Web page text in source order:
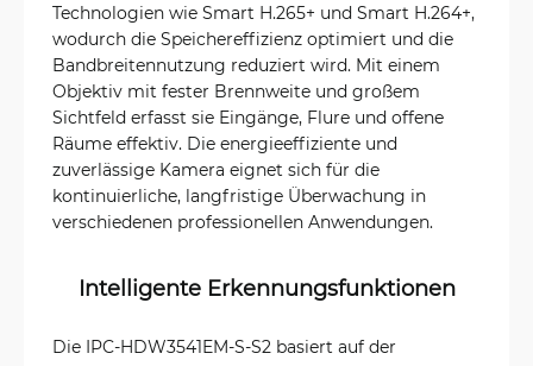
Technologien wie Smart H.265+ und Smart H.264+,
wodurch die Speichereffizienz optimiert und die
Bandbreitennutzung reduziert wird. Mit einem
Objektiv mit fester Brennweite und großem
Sichtfeld erfasst sie Eingänge, Flure und offene
Räume effektiv. Die energieeffiziente und
zuverlässige Kamera eignet sich für die
kontinuierliche, langfristige Überwachung in
verschiedenen professionellen Anwendungen.
Intelligente Erkennungsfunktionen
Die IPC-HDW3541EM-S-S2 basiert auf der